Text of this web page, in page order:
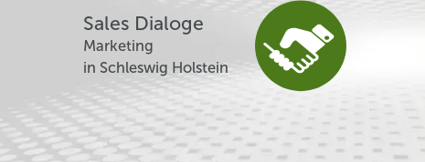
Sales Dialoge
Marketing
in Schleswig Holstein